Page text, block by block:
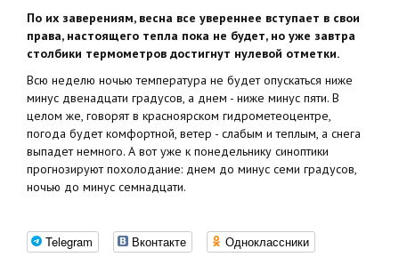
По их заверениям, весна все увереннее вступает в свои
права, настоящего тепла пока не будет, но уже завтра
столбики термометров достигнут нулевой отметки.
Всю неделю ночью температура не будет опускаться ниже
минус двенадцати градусов, а днем - ниже минус пяти. В
целом же, говорят в красноярском гидрометеоцентре,
погода будет комфортной, ветер - слабым и теплым, а снега
выпадет немного. А вот уже к понедельнику синоптики
прогнозируют похолодание: днем до минус семи градусов,
ночью до минус семнадцати.
Telegram Вконтакте Одноклассники